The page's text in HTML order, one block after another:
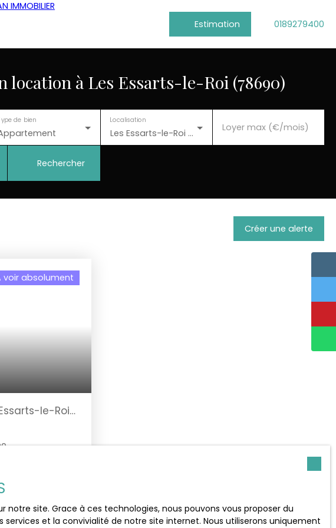
Estimation 0189279400
location à Les Essarts-le-Roi (78690)
de bien
Les Essarts-le-Roi (78690)
Localisation
Loyer max (€/mois)
Rechercher
Créer une alerte
voir absolument
le-Roi
immédiate
Roi, ce studio
rare
privilégié
site. Grace à ces technologies, nous pouvons vous proposer du
et la convivialité de notre site internet. Nous utiliserons uniquement